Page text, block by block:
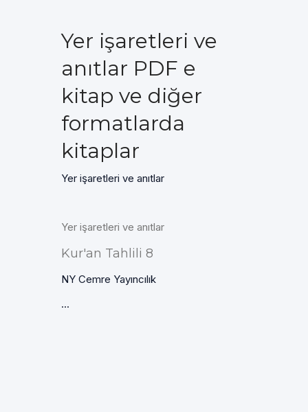
Yer işaretleri ve
anıtlar PDF e
kitap ve diğer
formatlarda
kitaplar
Yer işaretleri ve anıtlar
Yer işaretleri ve anıtlar
Kur'an Tahlili 8
NY Cemre Yayıncılık
...